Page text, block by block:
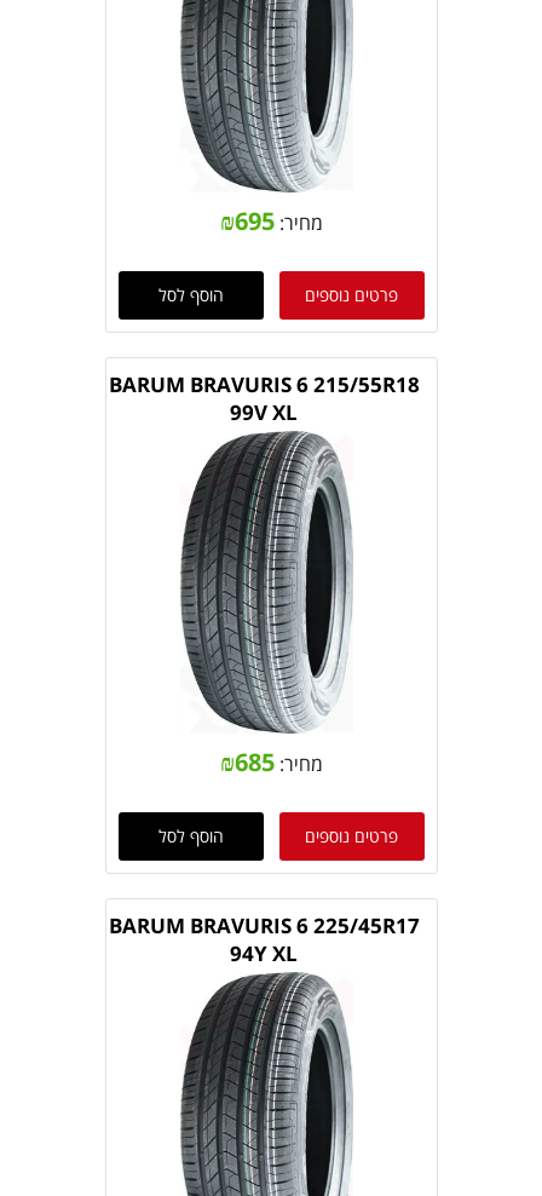
מחיר: ₪695
פרטים נוספים הוסף לסל
BARUM BRAVURIS 6 215/55R18
99V XL
מחיר: ₪685
פרטים נוספים הוסף לסל
BARUM BRAVURIS 6 225/45R17
94Y XL